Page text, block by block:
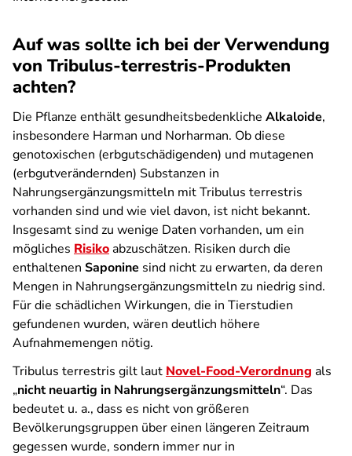
Auf was sollte ich bei der Verwendung
von Tribulus-terrestris-Produkten
achten?
Die Pflanze enthält gesundheitsbedenkliche Alkaloide,
insbesondere Harman und Norharman. Ob diese
genotoxischen (erbgutschädigenden) und mutagenen
(erbgutverändernden) Substanzen in
Nahrungsergänzungsmitteln mit Tribulus terrestris
vorhanden sind und wie viel davon, ist nicht bekannt.
Insgesamt sind zu wenige Daten vorhanden, um ein
mögliches Risikoabzuschätzen. Risiken durch die
enthaltenen Saponine sind nicht zu erwarten, da deren
Mengen in Nahrungsergänzungsmitteln zu niedrig sind.
Für die schädlichen Wirkungen, die in Tierstudien
gefundenen wurden, wären deutlich höhere
Aufnahmemengen nötig.
Tribulus terrestris gilt laut Novel-Food-Verordnung als
„nicht neuartig in Nahrungsergänzungsmitteln“. Das
bedeutet u. a., dass es nicht von größeren
Bevölkerungsgruppen über einen längeren Zeitraum
gegessen wurde, sondern immer nur in